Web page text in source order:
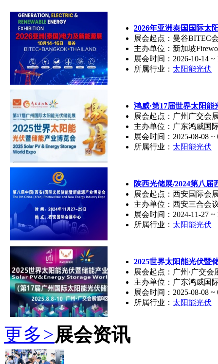
2026年亚洲泰国国际太
展会起点：曼谷BITEC
主办单位：新加坡
展会时间：2026-10-14 ~
所属行业： 太阳能光伏
鸿威·第17届世界太阳
展会起点：广州广交会
主办单位：广东鸿威国
展会时间：2025-08-08 ~
所属行业： 太阳能光伏
陕西光储展/2024第八
展会起点：西安国际会
主办单位：西安三合会
展会时间：2024-11-27 ~
所属行业： 太阳能光伏
2025世界太阳能光伏暨
展会起点：广州·广交会
主办单位：广东鸿威国
展会时间：2025-08-08 ~
所属行业： 太阳能光伏
更多>展会资讯